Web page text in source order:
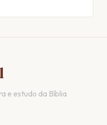
e estudo da Bíblia